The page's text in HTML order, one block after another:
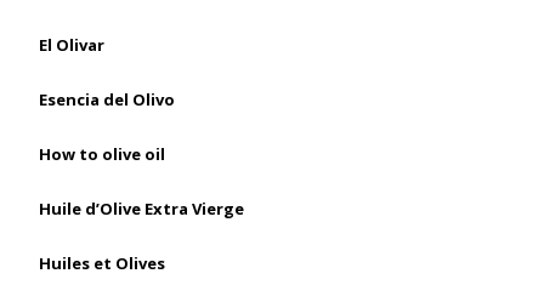
El Olivar
Esencia del Olivo
How to olive oil
Huile d’Olive Extra Vierge
Huiles et Olives